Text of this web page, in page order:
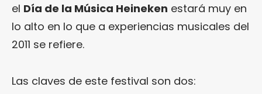
el Día de la Música Heineken estará muy en
lo alto en lo que a experiencias musicales del
2011 se refiere.
Las claves de este festival son dos: